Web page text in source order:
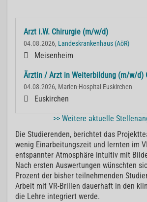
Arzt i.W. Chirurgie (m/w/d)
04.08.2026, Landeskrankenhaus (AöR)
Meisenheim
Ärztin / Arzt in Weiterbildung (m/w/d)
04.08.2026, Marien-Hospital Euskirchen
Euskirchen
>> Weitere aktuelle
Die Studierenden, berichtet das
wenig Einarbeitungszeit und lernten im
entspannter Atmosphäre intuitiv mit
Nach ersten Auswertungen wünschten
Prozent der bisher teilnehmenden
Arbeit mit VR-Brillen dauerhaft in den
die Lehre integriert werde.